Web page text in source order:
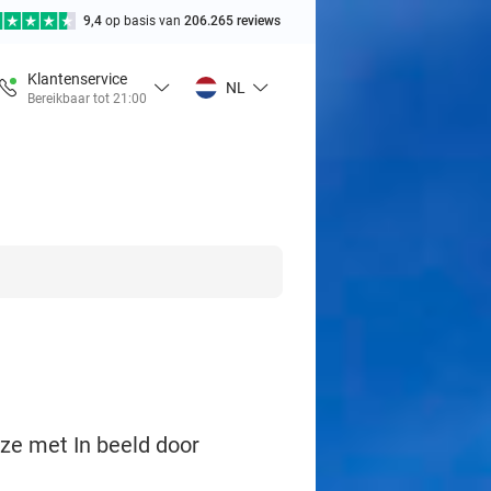
9,4 op basis van 206.265 reviews
Klantenservice
Bereikbaar tot 21:00
NL
met In beeld door